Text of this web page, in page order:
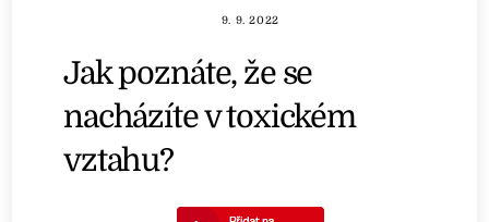
9. 9. 2022
Jak poznáte, že se
nacházíte v toxickém
vztahu?